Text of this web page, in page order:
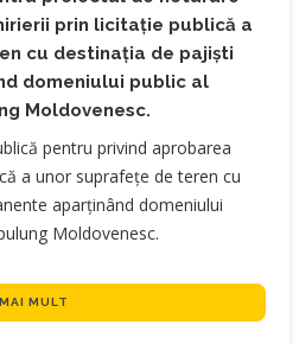
prin licitație publică a
cu destinația de pajiști
domeniului public al
Moldovenesc.
pentru privind aprobarea
a unor suprafețe de teren cu
aparținând domeniului
Moldovenesc.
MAI MULT